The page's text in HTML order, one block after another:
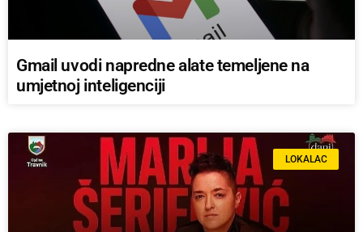
Gmail uvodi napredne alate temeljene na
umjetnoj inteligenciji
LOKALAC